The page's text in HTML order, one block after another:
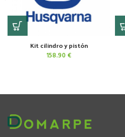
Kit cilindro y pistón
158.90 €